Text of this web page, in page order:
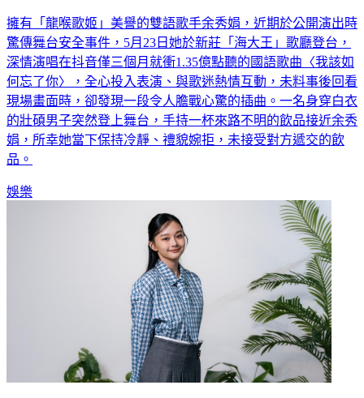
擁有「龍喉歌姬」美譽的雙語歌手余秀娟，近期於公開演出時
驚傳舞台安全事件，5月23日她於新莊「海大王」歌廳登台，
深情演唱在抖音僅三個月就衝1.35億點聽的國語歌曲〈我該如
何忘了你〉，全心投入表演、與歌迷熱情互動，未料事後回看
現場畫面時，卻發現一段令人膽戰心驚的插曲。一名身穿白衣
的壯碩男子突然登上舞台，手持一杯來路不明的飲品接近余秀
娟，所幸她當下保持冷靜、禮貌婉拒，未接受對方遞交的飲